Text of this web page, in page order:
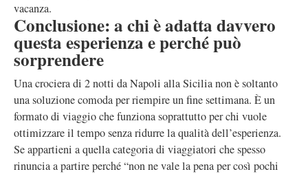
vacanza.
Conclusione: a chi è adatta davvero
questa esperienza e perché può
sorprendere
Una crociera di 2 notti da Napoli alla Sicilia non è soltanto
una soluzione comoda per riempire un fine settimana. È un
formato di viaggio che funziona soprattutto per chi vuole
ottimizzare il tempo senza ridurre la qualità dell’esperienza.
Se appartieni a quella categoria di viaggiatori che spesso
rinuncia a partire perché “non ne vale la pena per così pochi